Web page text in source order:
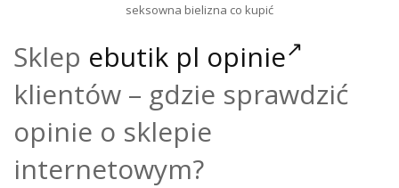
seksowna bielizna co kupić
Sklep ebutik pl opinie
klientów – gdzie sprawdzić
opinie o sklepie
internetowym?